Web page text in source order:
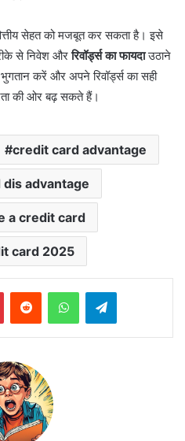
सेहत को मजबूत कर सकता है। इसे
से निवेश औररिवॉर्ड्स का फायदाउठाने
करें और अपने रिवॉर्ड्स का सही
की ओर बढ़ सकते हैं।
credit card advantage
advantage
a credit card
card 2025
PinterestReddit WhatsAppTelegram